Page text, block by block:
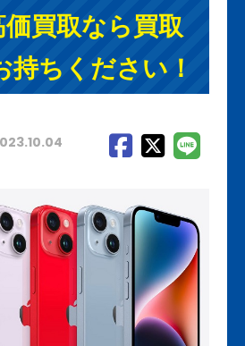
価買取なら買取
持ちください！